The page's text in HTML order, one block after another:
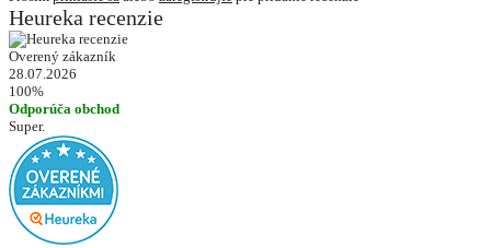
Heureka recenzie
Overený zákazník
28.07.2026
100%
Odporúča obchod
Super.